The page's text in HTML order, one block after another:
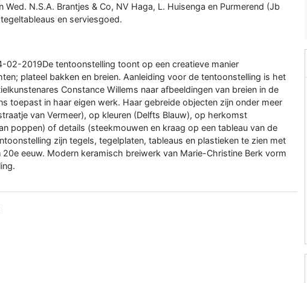
Wed. N.S.A. Brantjes & Co, NV Haga, L. Huisenga en Purmerend (Jb
en serviesgoed.
02-2019De tentoonstelling toont op een creatieve manier
plateel bakken en breien. Aanleiding voor de tentoonstelling is het
Constance Willems naar afbeeldingen van breien in de
toepast in haar eigen werk. Haar gebreide objecten zijn onder meer
van Vermeer), op kleuren (Delfts Blauw), op herkomst
poppen) of details (steekmouwen en kraag op een tableau van de
zijn tegels, tegelplaten, tableaus en plastieken te zien met
eeuw. Modern keramisch breiwerk van Marie-Christine Berk vorm